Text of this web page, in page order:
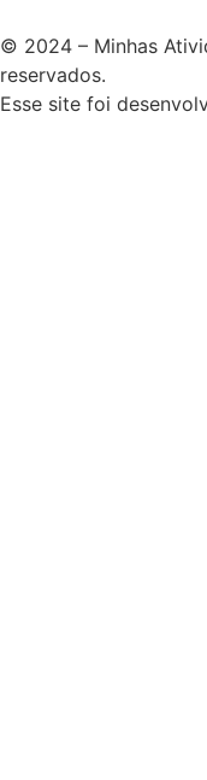
© 2024 – Minhas
reservados.
Esse site foi